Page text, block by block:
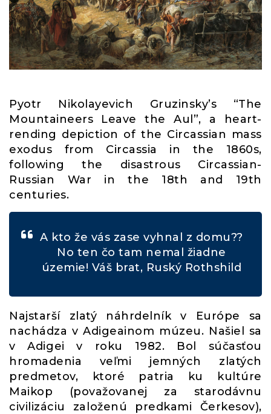
Pyotr Nikolayevich Gruzinsky’s “The
Mountaineers Leave the Aul”, a heart-
rending depiction of the Circassian mass
exodus from Circassia in the 1860s,
following the disastrous Circassian-
Russian War in the 18th and 19th
centuries.
A kto že vás zase vyhnal z domu??
No ten čo tam nemal žiadne
územie! Váš brat, Ruský Rothshild
Najstarší zlatý náhrdelník v Európe sa
nachádza v Adigeainom múzeu. Našiel sa
v Adigei v roku 1982. Bol súčasťou
hromadenia veľmi jemných zlatých
predmetov, ktoré patria ku kultúre
Maikop (považovanej za starodávnu
civilizáciu založenú predkami Čerkesov),